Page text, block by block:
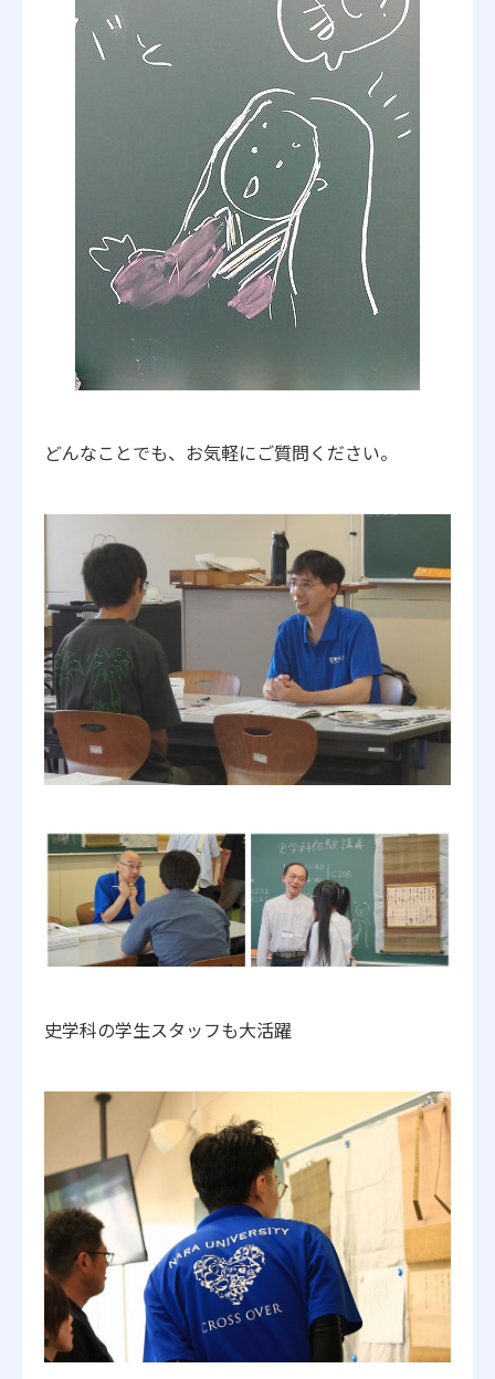
どんなことでも、お気軽にご質問ください。
史学科の学生スタッフも大活躍